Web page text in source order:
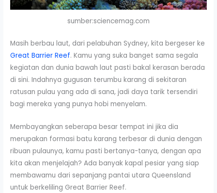
sumber:sciencemag.com
Masih berbau laut, dari pelabuhan Sydney, kita bergeser ke
Great Barrier Reef. Kamu yang suka banget sama segala
kegiatan dan dunia bawah laut pasti bakal kerasan berada
di sini. Indahnya gugusan terumbu karang di sekitaran
ratusan pulau yang ada di sana, jadi daya tarik tersendiri
bagi mereka yang punya hobi menyelam.
Membayangkan seberapa besar tempat ini jika dia
merupakan formasi batu karang terbesar di dunia dengan
ribuan pulaunya, kamu pasti bertanya-tanya, dengan apa
kita akan menjelajah? Ada banyak kapal pesiar yang siap
membawamu dari sepanjang pantai utara Queensland
untuk berkeliling Great Barrier Reef.